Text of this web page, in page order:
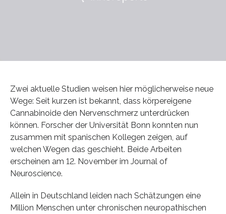
Zwei aktuelle Studien weisen hier möglicherweise neue
Wege: Seit kurzen ist bekannt, dass körpereigene
Cannabinoide den Nervenschmerz unterdrücken
können. Forscher der Universität Bonn konnten nun
zusammen mit spanischen Kollegen zeigen, auf
welchen Wegen das geschieht. Beide Arbeiten
erscheinen am 12. November im Journal of
Neuroscience.
Allein in Deutschland leiden nach Schätzungen eine
Million Menschen unter chronischen neuropathischen